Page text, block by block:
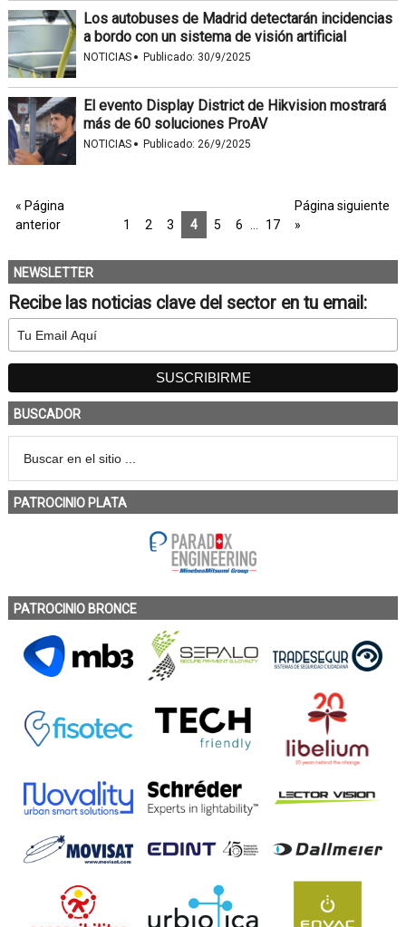
Los autobuses de Madrid detectarán incidencias
a bordo con un sistema de visión artificial
NOTICIAS · Publicado: 30/9/2025
El evento Display District de Hikvision mostrará
más de 60 soluciones ProAV
NOTICIAS · Publicado: 26/9/2025
« Página
anterior
1 2 3 4 5 6 17
Página siguiente
»
NEWSLETTER
Recibe las noticias clave del sector en tu email:
BUSCADOR
PATROCINIO PLATA
PATROCINIO BRONCE